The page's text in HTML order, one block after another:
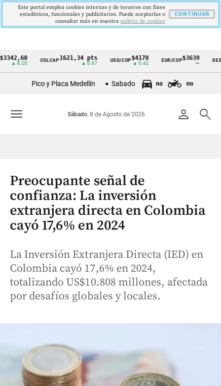
Cintillo
Colombia
COLCAP1621,34 pts USD/COP$4178
▲ 0.42
EUR/COP$3639
—
Pico y Placa Medellín Sabado no no
person search
Sábado, 8 de Agosto de 2026
menu
Preocupante señal de
confianza: La inversión
extranjera directa en Colombia
cayó 17,6% en 2024
La Inversión Extranjera Directa (IED) en
Colombia cayó 17,6% en 2024,
totalizando US$10.808 millones, afectada
por desafíos globales y locales.
Este portal emplea cookies internas y de terceros con fines
estadísticos, funcionales y publicitarios. Puede aceptarlas o
consultar más en nuestra politica de cookies
CONTINUAR